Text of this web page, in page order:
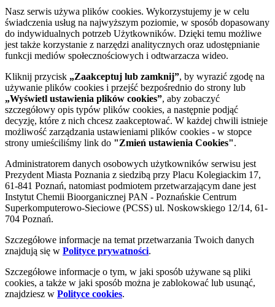
Nasz serwis używa plików cookies. Wykorzystujemy je w celu
świadczenia usług na najwyższym poziomie, w sposób dopasowany
do indywidualnych potrzeb Użytkowników. Dzięki temu możliwe
jest także korzystanie z narzędzi analitycznych oraz udostępnianie
funkcji mediów społecznościowych i odtwarzacza wideo.
Kliknij przycisk „Zaakceptuj lub zamknij”, by wyrazić zgodę na
używanie plików cookies i przejść bezpośrednio do strony lub
„Wyświetl ustawienia plików cookies”, aby zobaczyć
szczegółowy opis typów plików cookies, a następnie podjąć
decyzję, które z nich chcesz zaakceptować. W każdej chwili istnieje
możliwość zarządzania ustawieniami plików cookies - w stopce
strony umieściliśmy link do "Zmień ustawienia Cookies".
Administratorem danych osobowych użytkowników serwisu jest
Prezydent Miasta Poznania z siedzibą przy Placu Kolegiackim 17,
61-841 Poznań, natomiast podmiotem przetwarzającym dane jest
Instytut Chemii Bioorganicznej PAN - Poznańskie Centrum
Superkomputerowo-Sieciowe (PCSS) ul. Noskowskiego 12/14, 61-
704 Poznań.
Szczegółowe informacje na temat przetwarzania Twoich danych
znajdują się w Polityce prywatności.
Szczegółowe informacje o tym, w jaki sposób używane są pliki
cookies, a także w jaki sposób można je zablokować lub usunąć,
znajdziesz w Polityce cookies.